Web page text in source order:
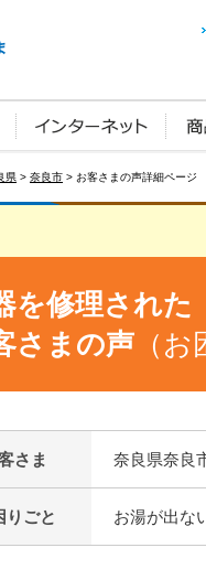
県 > 奈良市 > お客さまの声詳細ページ
を修理された
さまの声 （
さま 奈良県奈良
りごと お湯が出な